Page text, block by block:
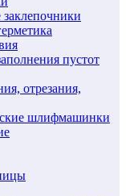
пустот
отрезания,
шлифмашинки